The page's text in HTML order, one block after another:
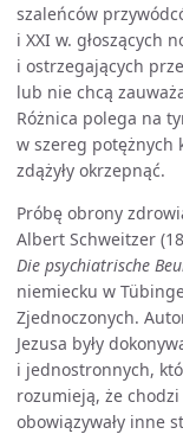
szaleńców
i XXI w. głoszących
i ostrzegających
lub nie chcą
Różnica polega na
w szereg potężnych
zdążyły okrzepnąć.
Próbę obrony
Albert Schweitzer
Die psychiatrische
niemiecku w
Zjednoczonych.
Jezusa były
i jednostronnych,
rozumieją, że
obowiązywały inne